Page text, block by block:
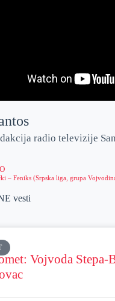
radio televizije
– Feniks (Srpska liga, grupa
vesti
Vojvoda Stepa-